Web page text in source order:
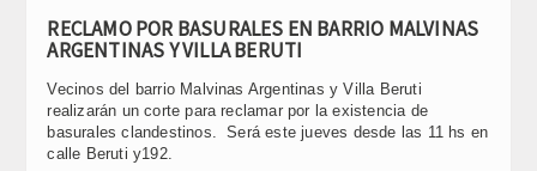
RECLAMO POR BASURALES EN BARRIO MALVINAS
ARGENTINAS Y VILLA BERUTI
Vecinos del barrio Malvinas Argentinas y Villa Beruti
realizarán un corte para reclamar por la existencia de
basurales clandestinos. Será este jueves desde las 11 hs en
calle Beruti y192.